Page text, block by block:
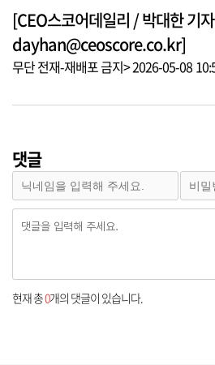
[CEO스코어데일리 / 박대한 기
dayhan@ceoscore.co.kr]
무단 전재-재배포 금지> 2026-05-08
댓글
현재 총0개의 댓글이 있습니다.